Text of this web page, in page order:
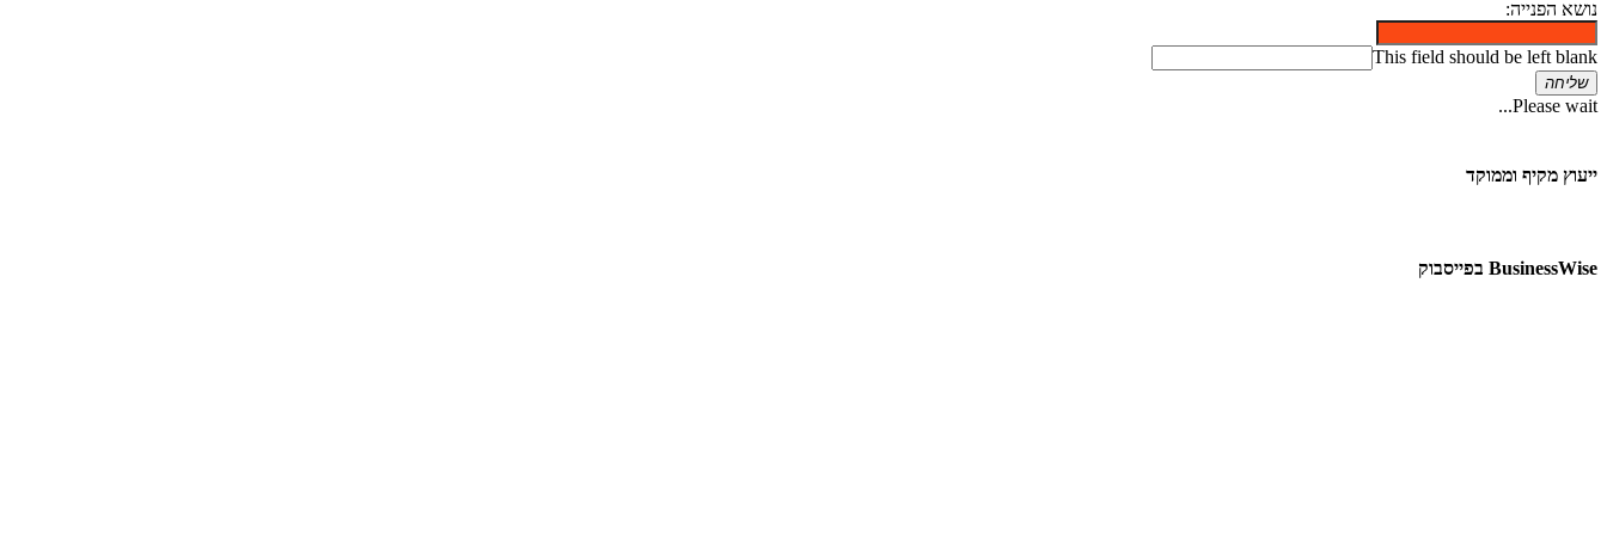
נושא הפנייה:
This field should be left blank
שליחה
Please wait...
ייעוץ מקיף וממוקד
BusinessWise בפייסבוק